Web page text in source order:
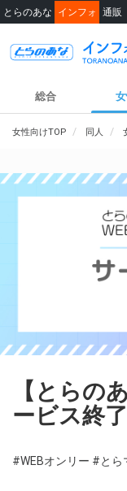
とらのあな インフォ 通販
総合
女性向けTOP 同人
【とらの
ービス終
#WEBオンリー #とら